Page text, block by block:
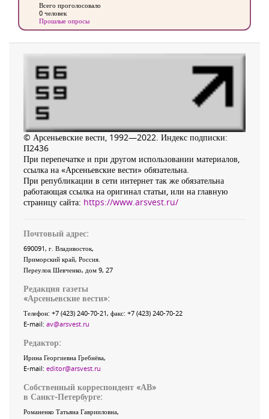
Всего проголосовало
0 человек
Прошлые опросы
© Арсеньевские вести, 1992—2022. Индекс подписки:
П2436
При перепечатке и при другом использовании материалов,
ссылка на «Арсеньевские вести» обязательна.
При републикации в сети интернет так же обязательна
работающая ссылка на оригинал статьи, или на главную
страницу сайта: https://www.arsvest.ru/
Почтовый адрес:
690091, г. Владивосток,
Приморский край, Россия
Переулок Шевченко, дом 9, 27
Редакция газеты
«Арсеньевские вести»:
Телефон: +7 (423) 240-70-21, факс: +7 (423) 240-70-22
E-mail: av@arsvest.ru
Редактор:
Ирина Георгиевна Гребнёва,
E-mail: editor@arsvest.ru
Собственный корреспондент «АВ»
в Санкт-Петербурге:
Романенко Татьяна Гаврииловна,